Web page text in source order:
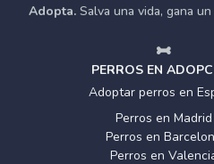
Adopta. Salva una vida, gana
PERROS EN
Adoptar perros en
Perros en Madrid
Perros en
Perros en